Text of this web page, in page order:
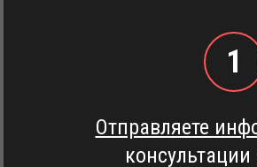
1
Отправляете
консультации